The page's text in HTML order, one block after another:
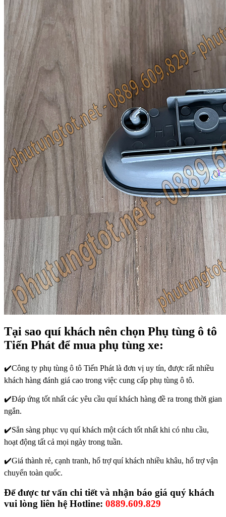
Tại sao quí khách nên chọn Phụ tùng ô tô
Tiến Phát để mua phụ tùng xe:
✔️Công ty phụ tùng ô tô Tiến Phát là đơn vị uy tín, được rất nhiều
khách hàng đánh giá cao trong việc cung cấp phụ tùng ô tô.
✔️Đáp ứng tốt nhất các yêu cầu quí khách hàng đề ra trong thời gian
ngắn.
✔️Sẳn sàng phục vụ quí khách một cách tốt nhất khi có nhu cầu,
hoạt động tất cả mọi ngày trong tuần.
✔️Giá thành rẻ, cạnh tranh, hổ trợ quí khách nhiều khâu, hổ trợ vận
chuyển toàn quốc.
Để được tư vấn chi tiết và nhận báo giá quý khách
vui lòng liên hệ Hotline: 0889.609.829